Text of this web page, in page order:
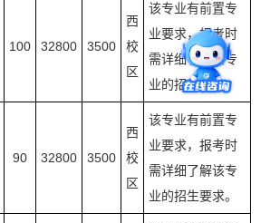
100 32800 3500
西
校
区
该专业有前置专
业要求，报考时
需详细了解该专
业的招生要求。
90 32800 3500
西
校
区
该专业有前置专
业要求，报考时
需详细了解该专
业的招生要求。